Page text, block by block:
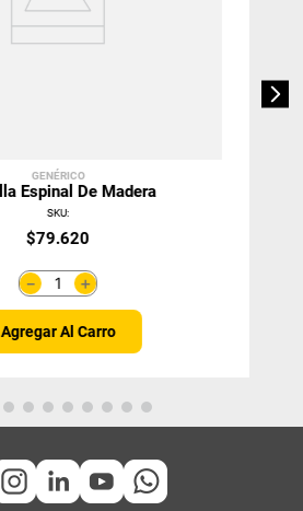
GENÉRICO
Espinal De Madera
SKU:
$79.620
＋
－
Agregar Al Carro